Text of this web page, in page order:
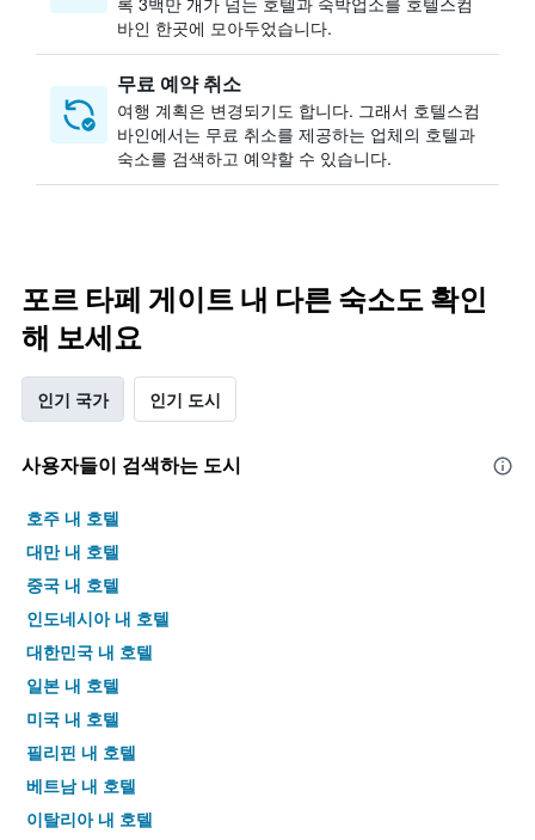
바인 한곳에 모아두었습니다.
무료 예약 취소
여행 계획은 변경되기도 합니다. ​그래서 호텔스컴
바인에서는 무료 취소를 제공하는 업체의 호텔과
숙소를 검색하고 예약할 수 있습니다.
포르 타페 게이트 내 다른 숙소도 확인
해 보세요
인기 국가 인기 도시
사용자들이 검색하는 도시
호주 내 호텔
대만 내 호텔
중국 내 호텔
인도네시아 내 호텔
대한민국 내 호텔
일본 내 호텔
미국 내 호텔
필리핀 내 호텔
베트남 내 호텔
이탈리아 내 호텔